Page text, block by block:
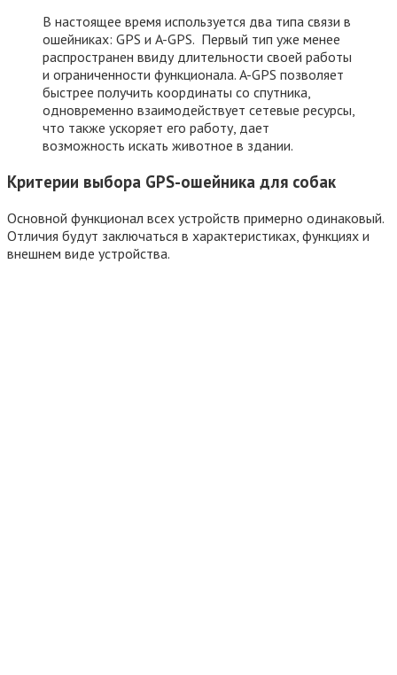
В настоящее время используется два типа связи в
ошейниках: GPS и A-GPS. Первый тип уже менее
распространен ввиду длительности своей работы
и ограниченности функционала. A-GPS позволяет
быстрее получить координаты со спутника,
одновременно взаимодействует сетевые ресурсы,
что также ускоряет его работу, дает
возможность искать животное в здании.
Критерии выбора GPS-ошейника для собак
Основной функционал всех устройств примерно одинаковый.
Отличия будут заключаться в характеристиках, функциях и
внешнем виде устройства.